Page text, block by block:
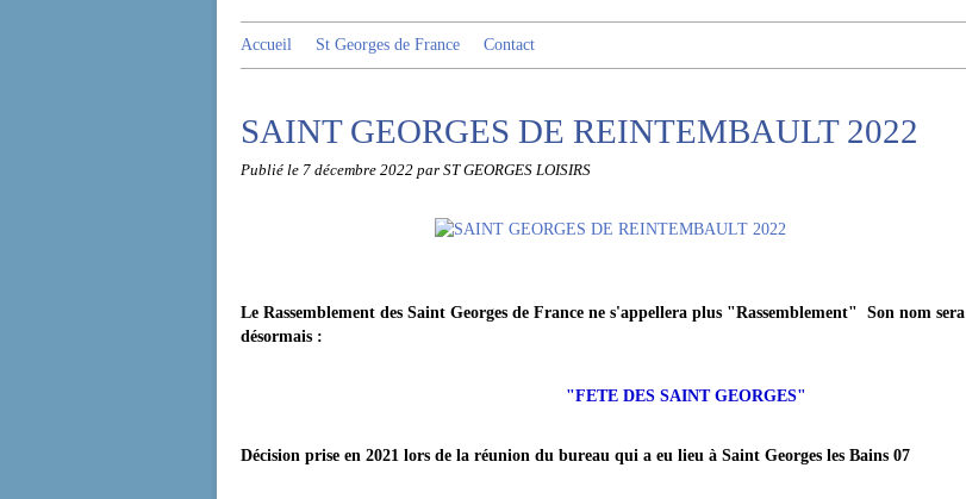
Accueil St Georges de France Contact
SAINT GEORGES DE REINTEMBAULT 2022
Publié le 7 décembre 2022 par ST GEORGES LOISIRS
Le Rassemblement des Saint Georges de France ne s'appellera plus "Rassemblement" Son nom sera
désormais :
"FETE DES SAINT GEORGES"
Décision prise en 2021 lors de la réunion du bureau qui a eu lieu à Saint Georges les Bains 07